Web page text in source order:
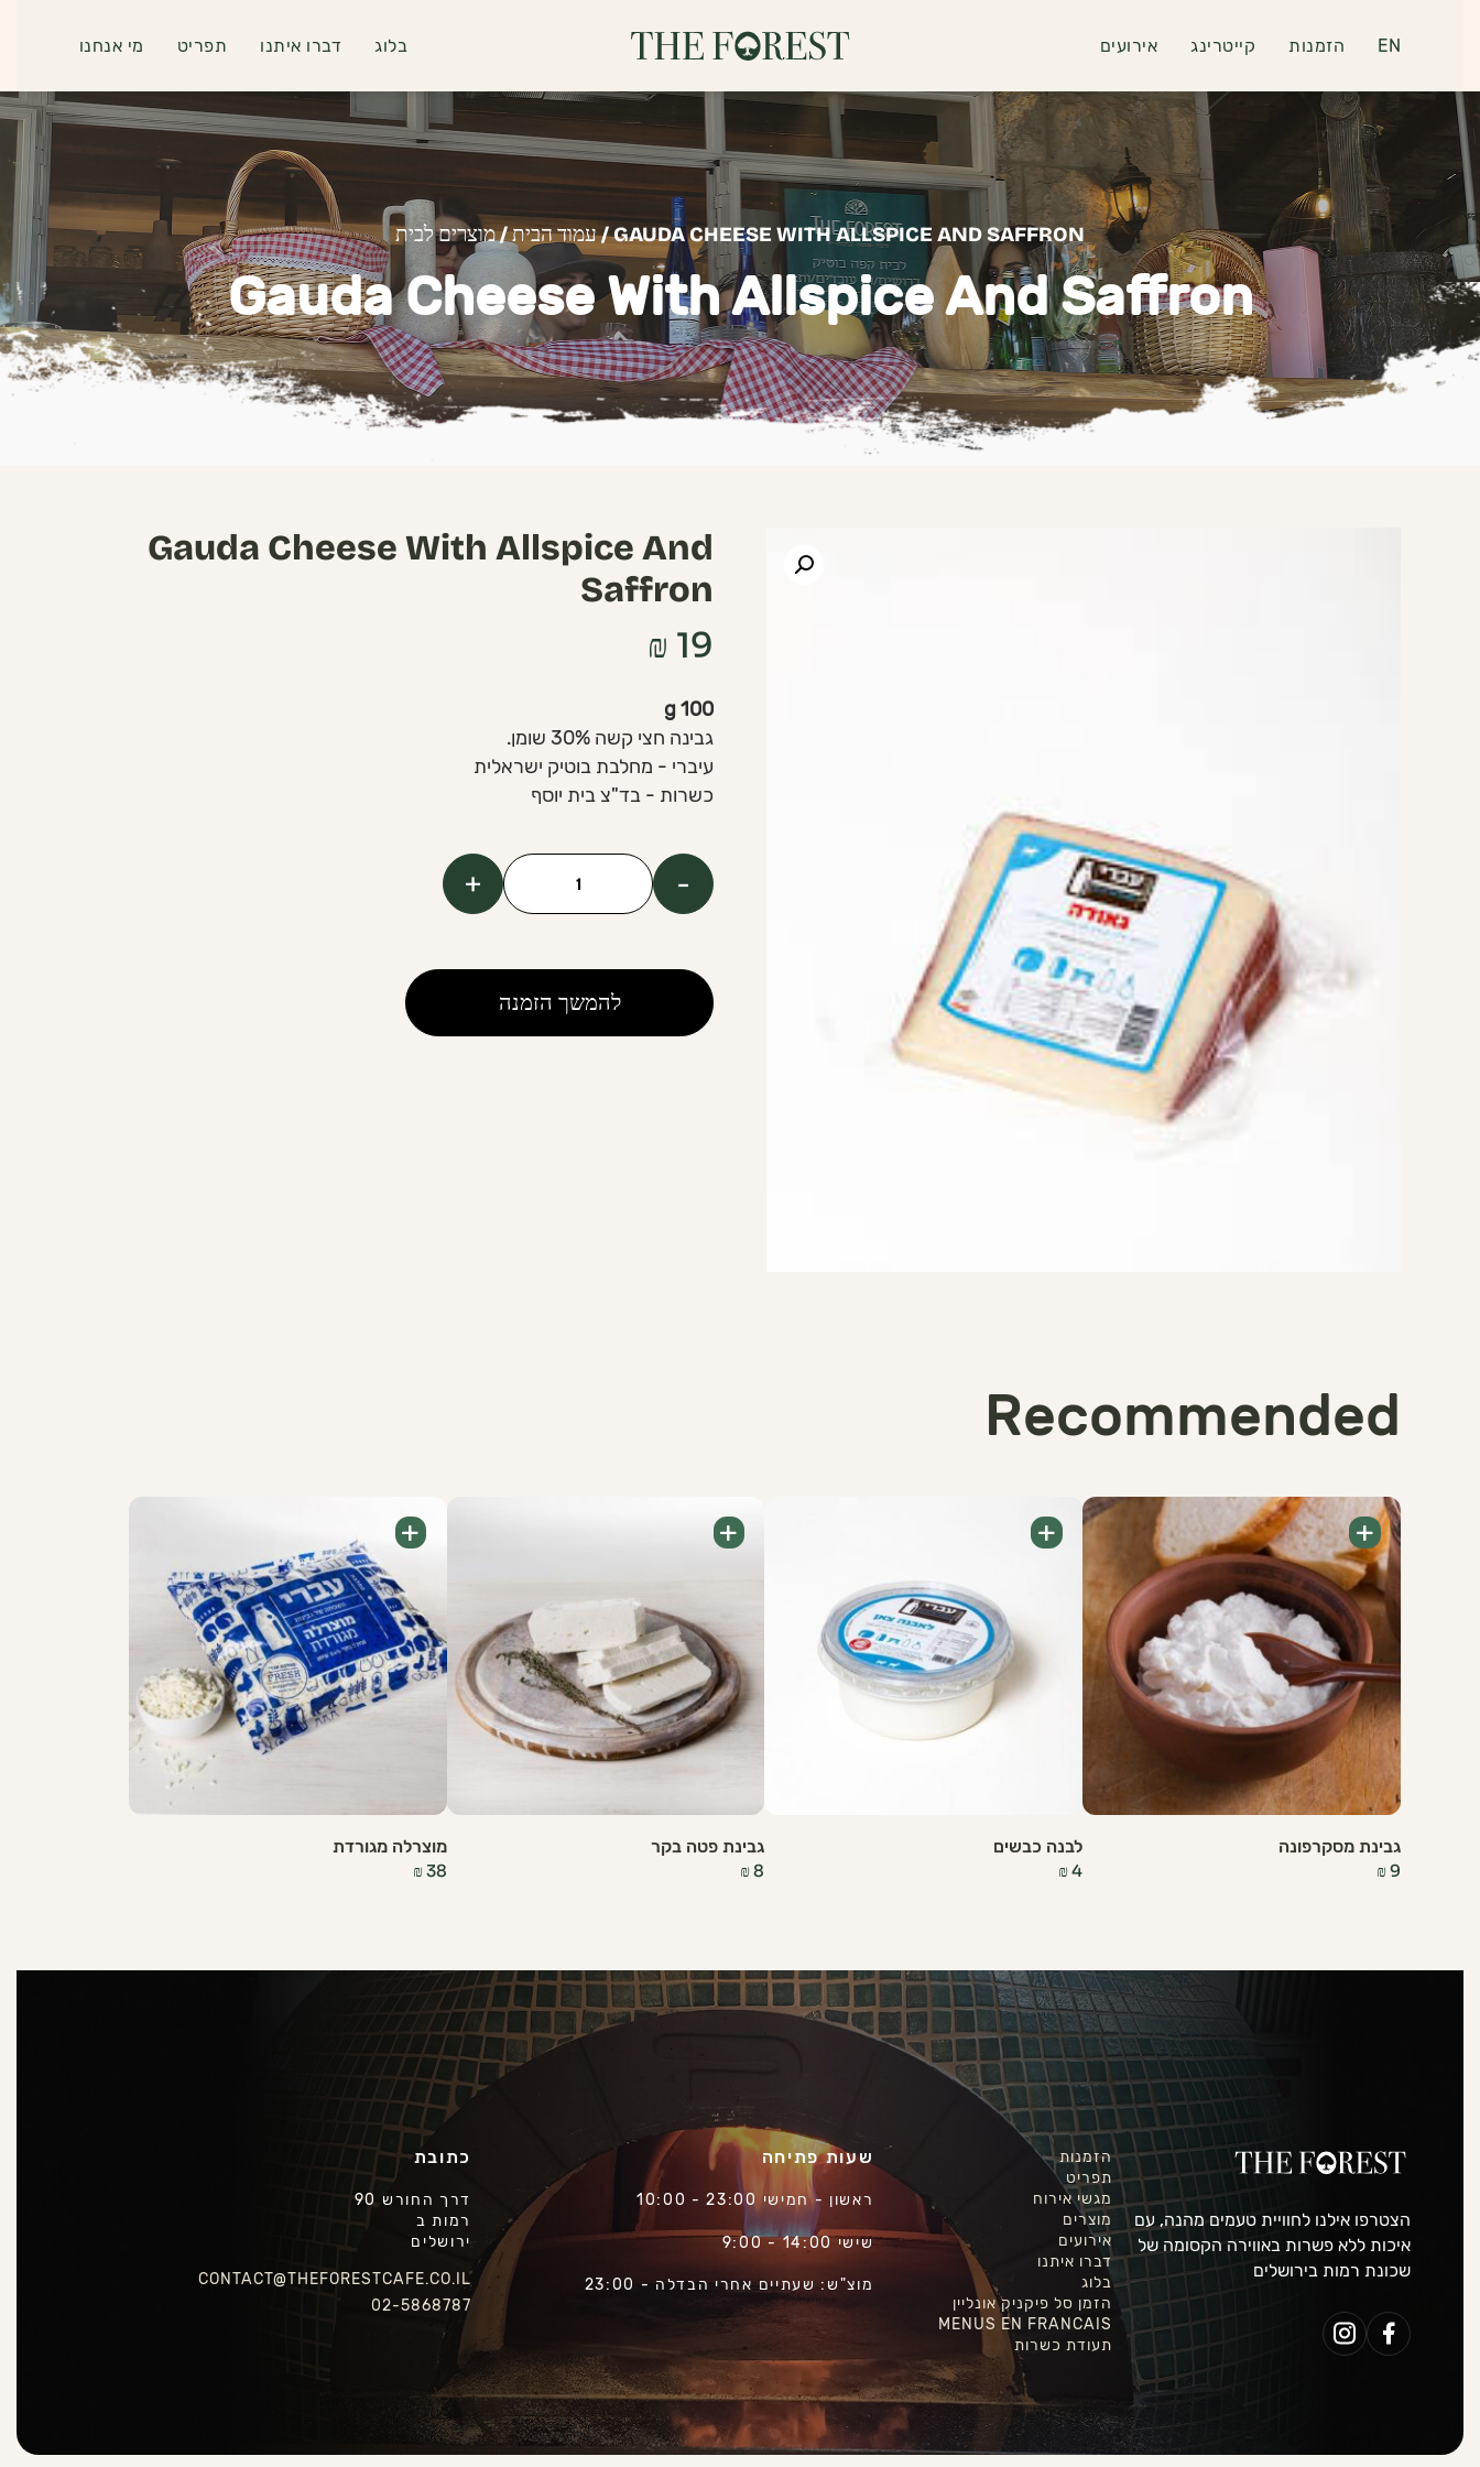
מי אנחנו תפריט דברו איתנו בלוג אירועים קייטרינג הזמנות EN
עמוד הבית/מוצרים לבית / GAUDA CHEESE WITH ALLSPICE AND SAFFRON
Gauda Cheese With Allspice And Saffron
Gauda Cheese With Allspice And
Saffron
₪ 19
100 g
גבינה חצי קשה 30% שומן.
עיברי - מחלבת בוטיק ישראלית
כשרות - בד"צ בית יוסף
כמות
cheese
with
allspice
-
+
להמשך הזמנה
Recommended
גבינת מסקרפונה
₪9
+
לבנה כבשים
₪4
+
גבינת פטה בקר
₪8
+
מוצרלה מגורדת
₪38
+
הצטרפו אילנו לחוויית טעמים מהנה, עם
איכות ללא פשרות באווירה הקסומה של
שכונת רמות בירושלים
הזמנות
תפריט
מגשי אירוח
מוצרים
אירועים
דברו איתנו
בלוג
הזמן סל פיקניק אונליין
MENUS EN FRANCAIS
תעודת כשרות
שעות פתיחה
ראשון - חמישי 23:00 - 10:00
שישי 14:00 - 9:00
מוצ"ש: שעתיים אחרי הבדלה - 23:00
כתובת
דרך החורש 90
רמות ב
ירושלים
CONTACT@THEFORESTCAFE.CO.IL
02-5868787